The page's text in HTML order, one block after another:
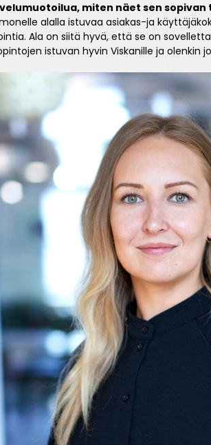
miten näet sen sopivan
alalla istuvaa asiakas-ja
Ala on siitä hyvä, että se on
istuvan hyvin Viskanille ja